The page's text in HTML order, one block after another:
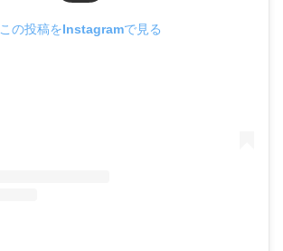
この投稿をInstagramで見る